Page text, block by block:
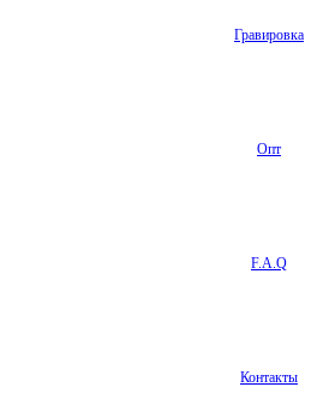
Гравировка
Опт
F.A.Q
Контакты